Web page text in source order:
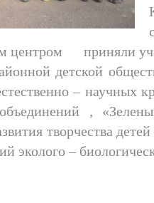
центром приняли
детской
– научных
,
творчества
эколого –